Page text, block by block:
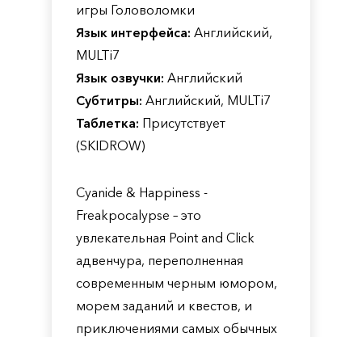
игры Головоломки
Язык интерфейса: Английский,
MULTi7
Язык озвучки: Английский
Субтитры: Английский, MULTi7
Таблетка: Присутствует
(SKIDROW)
Cyanide & Happiness -
Freakpocalypse – это
увлекательная Point and Click
адвенчура, переполненная
современным черным юмором,
морем заданий и квестов, и
приключениями самых обычных